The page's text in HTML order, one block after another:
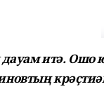
итә. Ошо